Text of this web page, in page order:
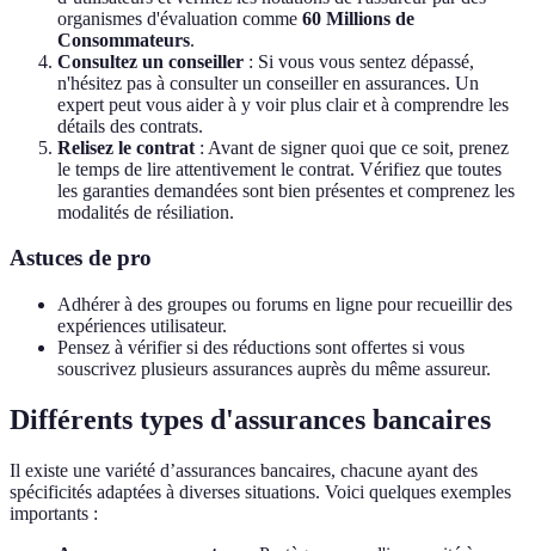
organismes d'évaluation comme 60 Millions de
Consommateurs.
Consultez un conseiller : Si vous vous sentez dépassé,
n'hésitez pas à consulter un conseiller en assurances. Un
expert peut vous aider à y voir plus clair et à comprendre les
détails des contrats.
Relisez le contrat : Avant de signer quoi que ce soit, prenez
le temps de lire attentivement le contrat. Vérifiez que toutes
les garanties demandées sont bien présentes et comprenez les
modalités de résiliation.
Astuces de pro
Adhérer à des groupes ou forums en ligne pour recueillir des
expériences utilisateur.
Pensez à vérifier si des réductions sont offertes si vous
souscrivez plusieurs assurances auprès du même assureur.
Différents types d'assurances bancaires
Il existe une variété d’assurances bancaires, chacune ayant des
spécificités adaptées à diverses situations. Voici quelques exemples
importants :